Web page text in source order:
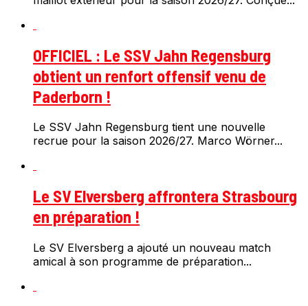
OFFICIEL : Le SSV Jahn Regensburg
obtient un renfort offensif venu de
Paderborn !
Le SSV Jahn Regensburg tient une nouvelle
recrue pour la saison 2026/27. Marco Wörner...
Le SV Elversberg affrontera Strasbourg
en préparation !
Le SV Elversberg a ajouté un nouveau match
amical à son programme de préparation...